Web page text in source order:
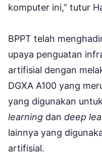
komputer ini,” tutur
BPPT telah
upaya penguatan
artifisial dengan
DGXA A100 yang
yang digunakan
learning dan deep
lainnya yang
artifisial.